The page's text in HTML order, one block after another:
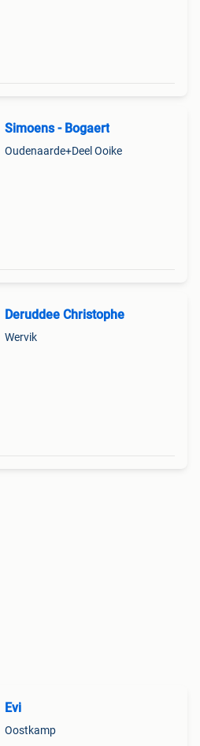
Simoens - Bogaert
Oudenaarde+Deel Ooike
Deruddee Christophe
Wervik
Evi
Oostkamp